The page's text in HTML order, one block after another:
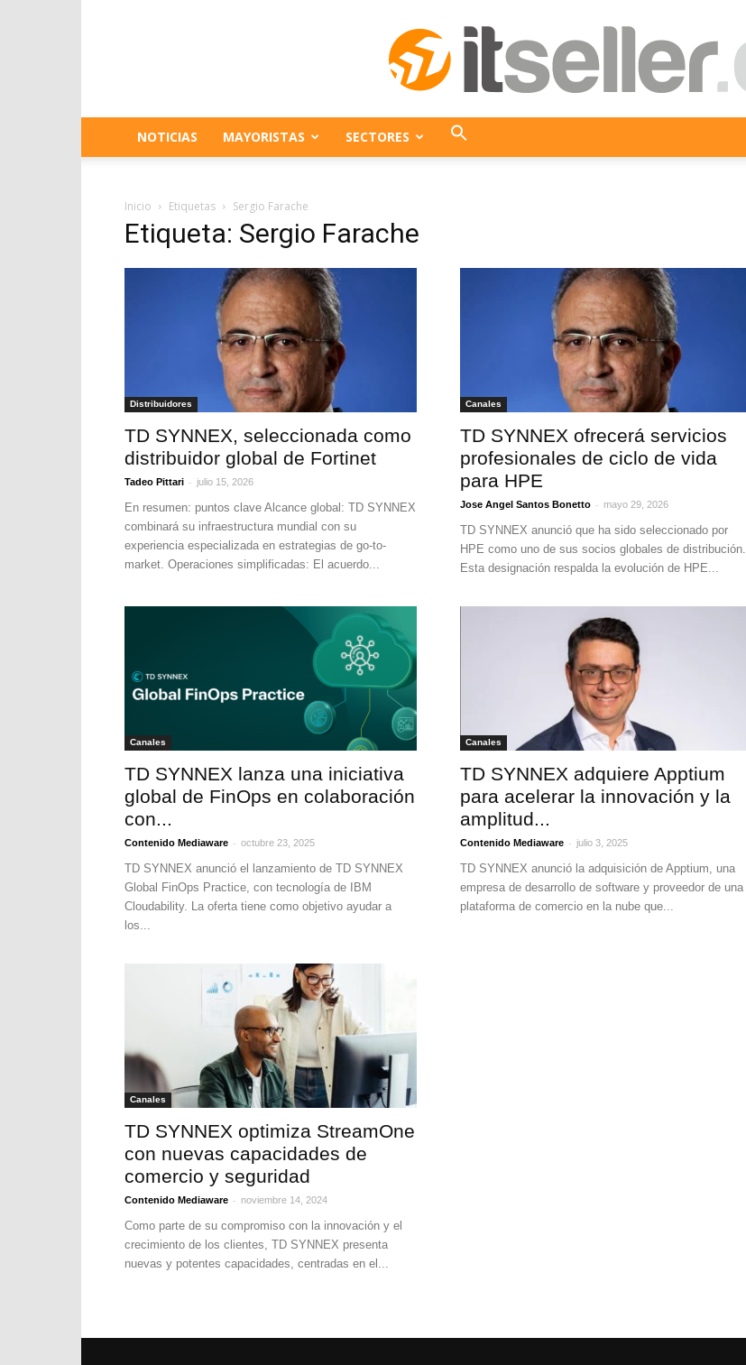
ITseller
Ecuador
NOTICIAS MAYORISTAS SECTORES
Inicio Etiquetas Sergio Farache
Etiqueta: Sergio Farache
Distribuidores
TD SYNNEX, seleccionada como
distribuidor global de Fortinet
Tadeo Pittari - julio 15, 2026
En resumen: puntos clave Alcance global: TD SYNNEX
combinará su infraestructura mundial con su
experiencia especializada en estrategias de go-to-
market. Operaciones simplificadas: El acuerdo...
Canales
TD SYNNEX ofrecerá servicios
profesionales de ciclo de vida
para HPE
Jose Angel Santos Bonetto - mayo 29, 2026
TD SYNNEX anunció que ha sido seleccionado por
HPE como uno de sus socios globales de distribución.
Esta designación respalda la evolución de HPE...
Canales
TD SYNNEX lanza una iniciativa
global de FinOps en colaboración
con...
Contenido Mediaware - octubre 23, 2025
TD SYNNEX anunció el lanzamiento de TD SYNNEX
Global FinOps Practice, con tecnología de IBM
Cloudability. La oferta tiene como objetivo ayudar a
los...
Canales
TD SYNNEX adquiere Apptium
para acelerar la innovación y la
amplitud...
Contenido Mediaware - julio 3, 2025
TD SYNNEX anunció la adquisición de Apptium, una
empresa de desarrollo de software y proveedor de una
plataforma de comercio en la nube que...
Canales
TD SYNNEX optimiza StreamOne
con nuevas capacidades de
comercio y seguridad
Contenido Mediaware - noviembre 14, 2024
Como parte de su compromiso con la innovación y el
crecimiento de los clientes, TD SYNNEX presenta
nuevas y potentes capacidades, centradas en el...